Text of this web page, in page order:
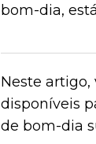
bom-dia,
Neste
disponíveis
de bom-dia